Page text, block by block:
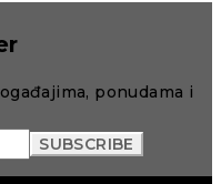
ponudama i